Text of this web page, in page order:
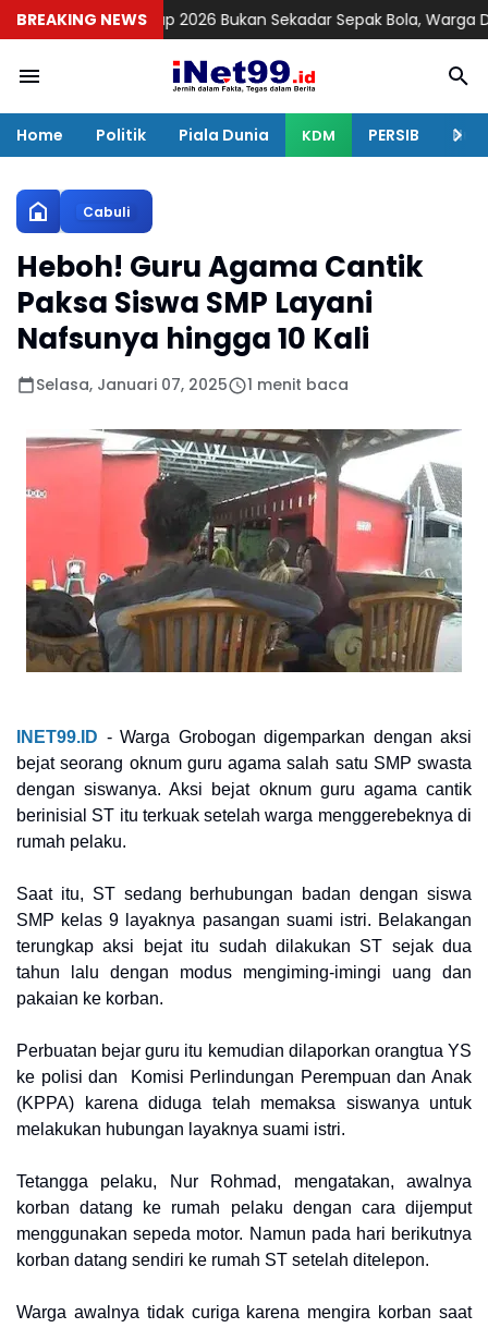
BREAKING NEWS
RW Cup 2026 Bukan Sekadar Sepak Bola, Warga Disatukan
Home Politik Piala Dunia KDM PERSIB
Cabuli
Heboh! Guru Agama Cantik
Paksa Siswa SMP Layani
Nafsunya hingga 10 Kali
Selasa, Januari 07, 2025 1 menit baca
INET99.ID - Warga Grobogan digemparkan dengan aksi
bejat seorang oknum guru agama salah satu SMP swasta
dengan siswanya. Aksi bejat oknum guru agama cantik
berinisial ST itu terkuak setelah warga menggerebeknya di
rumah pelaku.
Saat itu, ST sedang berhubungan badan dengan siswa
SMP kelas 9 layaknya pasangan suami istri. Belakangan
terungkap aksi bejat itu sudah dilakukan ST sejak dua
tahun lalu dengan modus mengiming-imingi uang dan
pakaian ke korban.
Perbuatan bejar guru itu kemudian dilaporkan orangtua YS
ke polisi dan Komisi Perlindungan Perempuan dan Anak
(KPPA) karena diduga telah memaksa siswanya untuk
melakukan hubungan layaknya suami istri.
Tetangga pelaku, Nur Rohmad, mengatakan, awalnya
korban datang ke rumah pelaku dengan cara dijemput
menggunakan sepeda motor. Namun pada hari berikutnya
korban datang sendiri ke rumah ST setelah ditelepon.
Warga awalnya tidak curiga karena mengira korban saat